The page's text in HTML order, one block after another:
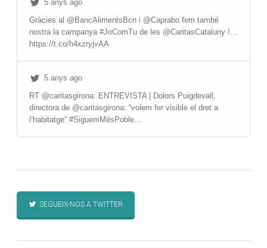
5 anys ago
Gràcies al @BancAlimentsBcn i @Caprabo fem també
nostra la campanya #JoComTu de les @CaritasCataluny !…
https://t.co/h4xzryjvAA
5 anys ago
RT @caritasgirona: ENTREVISTA | Dolors Puigdevall,
directora de @caritasgirona: “volem fer visible el dret a
l’habitatge” #SiguemMésPoble…
SEGUEIX-NOS A TWITTER